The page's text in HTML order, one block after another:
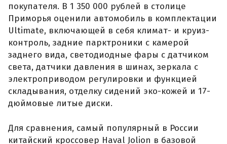
покупателя. В 1 350 000 рублей в столице
Приморья оценили автомобиль в комплектации
Ultimate, включающей в себя климат- и круиз-
контроль, задние парктроники с камерой
заднего вида, светодиодные фары с датчиком
света, датчики давления в шинах, зеркала с
электроприводом регулировки и функцией
складывания, отделку сидений эко-кожей и 17-
дюймовые литые диски.
Для сравнения, самый популярный в России
китайский кроссовер Haval Jolion в базовой